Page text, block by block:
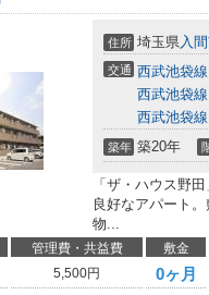
住所 埼玉県入
交通 西武池袋線
西武池袋線
西武池袋線
築年 築20年
「ザ・ハウス野
良好なアパート
物...
管理費・共益費 敷金
5,500円 0ヶ月